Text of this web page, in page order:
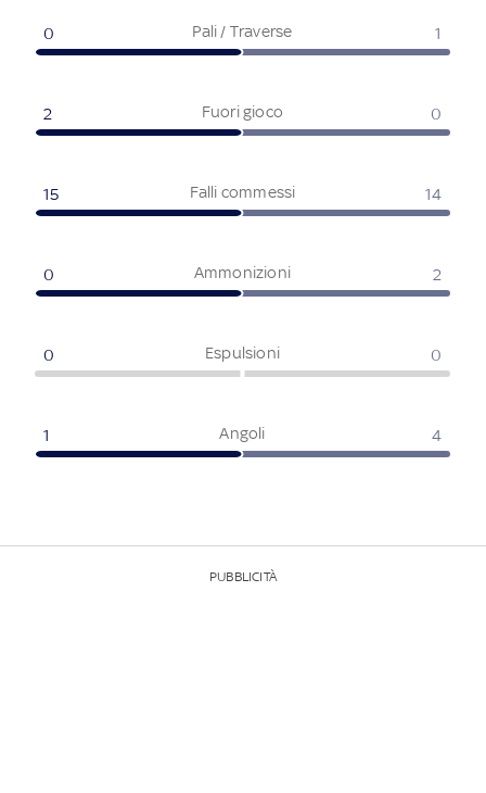
Pali / Traverse
0 1
Fuori gioco
2 0
Falli commessi
15 14
Ammonizioni
0 2
Espulsioni
0 0
Angoli
1 4
PUBBLICITÀ